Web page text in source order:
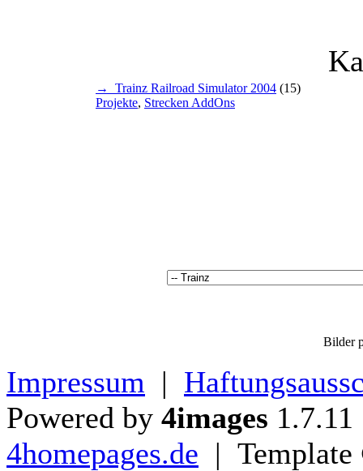
→ Trainz Railroad Simulator 2004 (15)
Projekte, Strecken AddOns
Bilder
Impressum |
Powered by 4images
4homepages.de |